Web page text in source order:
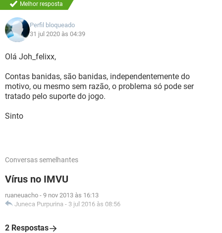
Melhor resposta
Perfil bloqueado
31 jul 2020 às 04:39
Olá Joh_felixx,
Contas banidas, são banidas, independentemente do
motivo, ou mesmo sem razão, o problema só pode ser
tratado pelo suporte do jogo.
Sinto
Conversas semelhantes
Vírus no IMVU
ruaneuacho - 9 nov 2013 às 16:13
Juneca Purpurina - 3 jul 2016 às 08:56
2 Respostas